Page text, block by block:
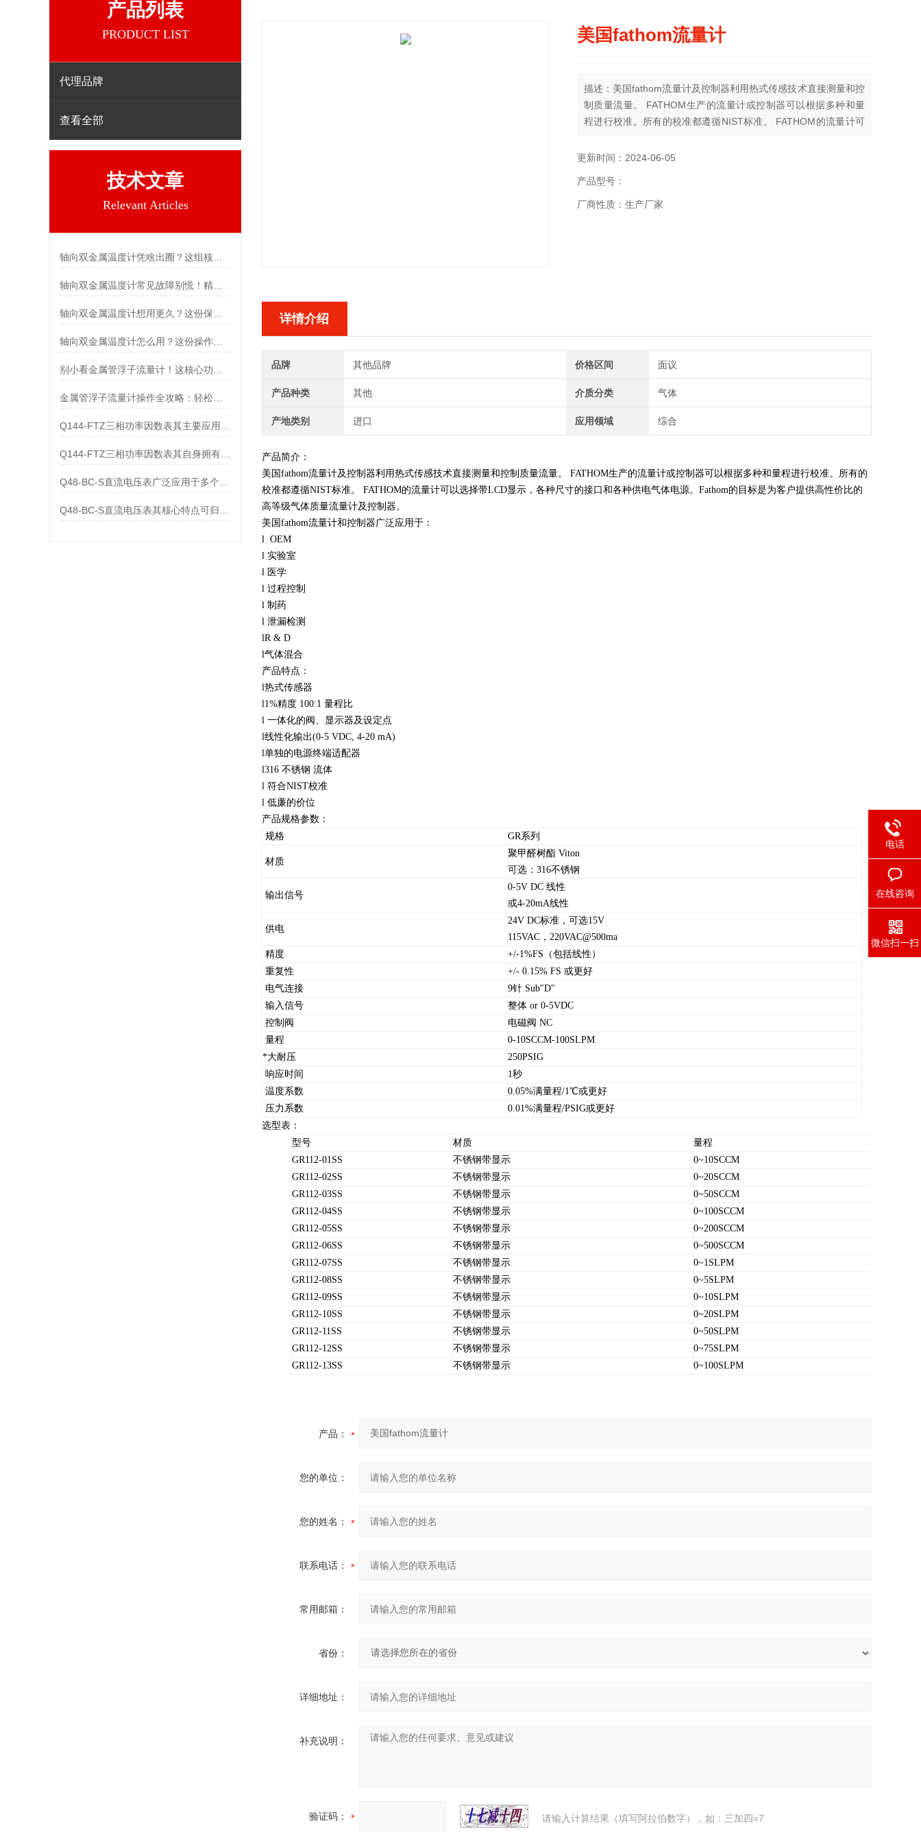
产品列表
PRODUCT LIST
代理品牌
查看全部
技术文章
Relevant Articles
轴向双金属温度计凭啥出圈？这组核心特点给出了答案
轴向双金属温度计常见故障别慌！精准定位，轻松搞定难题
轴向双金属温度计怎么用？这份操作指南，新手也能快速拿捏！
金属管浮子流量计操作全攻略：轻松拿捏，精准掌控每一步！
Q144-FTZ三相功率因数表其自身拥有怎样的功能呢？
美国fathom流量计
描述：美国fathom流量计及控制器利用热式传感技术直接测量和控
制质量流量。 FATHOM生产的流量计或控制器可以根据多种和量
程进行校准。所有的校准都遵循NIST标准。 FATHOM的流量计可
Fathom的目标是为客户提供高性价比的高等级气体质量流量计及
更新时间：2024-06-05
产品型号：
厂商性质：生产厂家
详情介绍
品牌 其他品牌 价格区间 面议
产品种类 其他 介质分类 气体
产地类别 进口 应用领域 综合
产品简介：
美国fathom流量计及控制器利用热式传感技术直接测量和控制质量流量。 FATHOM生产的流量计或控制器可以根据多种和量程进行校准。所有的
校准都遵循NIST标准。 FATHOM的流量计可以选择带LCD显示，各种尺寸的接口和各种供电气体电源。Fathom的目标是为客户提供高性价比的
高等级气体质量流量计及控制器。
美国fathom流量计和控制器广泛应用于：
l OEM
l 实验室
l 医学
l 过程控制
l 制药
l 泄漏检测
lR & D
l气体混合
产品特点：
l热式传感器
l1%精度 100:1 量程比
l 一体化的阀、显示器及设定点
l线性化输出(0-5 VDC, 4-20 mA)
l单独的电源终端适配器
l316 不锈钢 流体
l 符合NIST校准
l 低廉的价位
产品规格参数：
规格
GR系列
材质
聚甲醛树酯 Viton
可选：316不锈钢
输出信号
0-5V DC 线性
或4-20mA线性
供电
24V DC标准，可选15V
115VAC，220VAC@500ma
精度
+/-1%FS（包括线性）
重复性
+/- 0.15% FS 或更好
电气连接
9针 Sub"D"
输入信号
整体 or 0-5VDC
控制阀
电磁阀 NC
量程
0-10SCCM-100SLPM
*大耐压
250PSIG
响应时间
1秒
温度系数
0.05%满量程/1℃或更好
压力系数
0.01%满量程/PSIG或更好
选型表：
型号
材质
量程
GR112-01SS
不锈钢带显示
0~10SCCM
GR112-02SS
不锈钢带显示
0~20SCCM
GR112-03SS
不锈钢带显示
0~50SCCM
GR112-04SS
不锈钢带显示
0~100SCCM
GR112-05SS
不锈钢带显示
0~200SCCM
GR112-06SS
不锈钢带显示
0~500SCCM
GR112-07SS
不锈钢带显示
0~1SLPM
GR112-08SS
不锈钢带显示
0~5SLPM
GR112-09SS
不锈钢带显示
0~10SLPM
GR112-10SS
不锈钢带显示
0~20SLPM
GR112-11SS
不锈钢带显示
0~50SLPM
GR112-12SS
不锈钢带显示
0~75SLPM
GR112-13SS
不锈钢带显示 0~100SLPM
产品：
您的单位：
您的姓名：
联系电话：
常用邮箱：
省份：
详细地址：
补充说明：
验证码： 请输入计算结果（填写阿拉伯数字），如：三加四=7
电话
在线咨询
微信扫一扫